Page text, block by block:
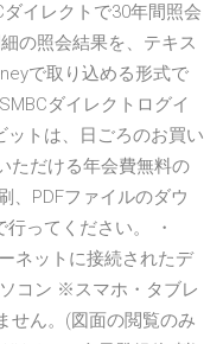
イレクトで30年間照会
の照会結果を、テキス
で取り込める形式で
ダイレクトログイ
ットは、日ごろのお買い
ただける年会費無料の
、PDFファイルのダウ
ってください。 ・
ネットに接続されたデ
コン ※スマホ・タブレ
せん。(図面の閲覧のみ